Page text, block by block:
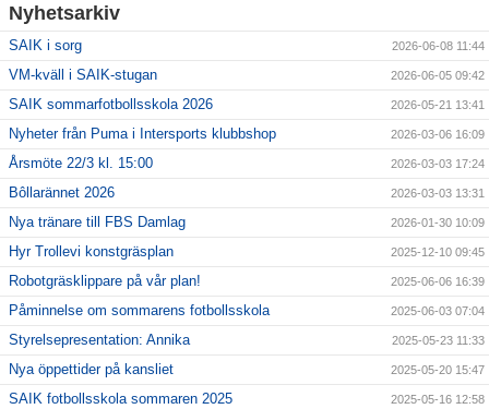
Nyhetsarkiv
SAIK i sorg 2026-06-08 11:44
VM-kväll i SAIK-stugan 2026-06-05 09:42
SAIK sommarfotbollsskola 2026 2026-05-21 13:41
Nyheter från Puma i Intersports klubbshop 2026-03-06 16:09
Årsmöte 22/3 kl. 15:00 2026-03-03 17:24
Bôllarännet 2026 2026-03-03 13:31
Nya tränare till FBS Damlag 2026-01-30 10:09
Hyr Trollevi konstgräsplan 2025-12-10 09:45
Robotgräsklippare på vår plan! 2025-06-06 16:39
Påminnelse om sommarens fotbollsskola 2025-06-03 07:04
Styrelsepresentation: Annika 2025-05-23 11:33
Nya öppettider på kansliet 2025-05-20 15:47
SAIK fotbollsskola sommaren 2025 2025-05-16 12:58